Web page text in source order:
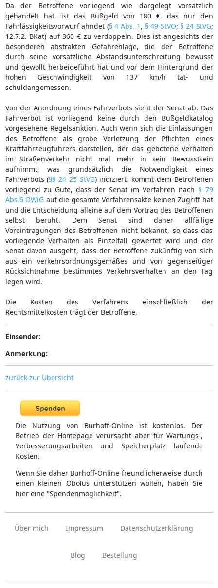
Da der Betroffene vorliegend wie dargelegt vorsätzlich
gehandelt hat, ist das Bußgeld von 180 €, das nur den
Fahrlässigkeitsvorwurf ahndet (§ 4 Abs. 1 , § 49 StVO; § 24 StVG;
12.7.2. BKat) auf 360 € zu verdoppeln. Dies ist angesichts der
besonderen abstrakten Gefahrenlage, die der Betroffene
durch seine vorsätzliche Abstandsunterschreitung bewusst
und gewollt herbeigeführt hat und vor dem Hintergrund der
hohen Geschwindigkeit von 137 km/h tat- und
schuldangemessen.
Von der Anordnung eines Fahrverbots sieht der Senat ab. Das
Fahrverbot ist vorliegend keine durch den Bußgeldkatalog
vorgesehene Regelsanktion. Auch wenn sich die Einlassungen
des Betroffene als grobe Verletzung der Pflichten eines
Kraftfahrzeugführers darstellen, der das gebotene Verhalten
im Straßenverkehr nicht mal mehr in sein Bewusstsein
aufnimmt, was grundsätzlich die Notwendigkeit eines
Fahrverbots (§§ 24 25 StVG) indiziert, kommt dem Betroffenen
vorliegend zu Gute, dass der Senat im Verfahren nach § 79
Abs.6 OWiG auf die gesamte Verfahrensakte keinen Zugriff hat
und die Entscheidung alleine auf dem Vortrag des Betroffenen
selbst beruht. Dem Senat sind daher allfällige
Voreintragungen des Betroffenen nicht bekannt, so dass das
vorliegende Verhalten als Einzelfall gewertet wird und der
Senat davon ausgeht, dass der Betroffene zukünftig von sich
aus ein verkehrsordnungsgemäßes und von gegenseitiger
Rücksichtnahme bestimmtes Verkehrsverhalten an den Tag
legen wird.
Die Kosten des Verfahrens einschließlich der
Rechtsmittelkosten trägt der Betroffene.
Einsender:
Anmerkung:
zurück zur Übersicht
Die Nutzung von Burhoff-Online ist kostenlos. Der
Betrieb der Homepage verursacht aber für Wartungs-,
Verbesserungsarbeiten und Speicherplatz laufende
Kosten.
Wenn Sie daher Burhoff-Online freundlicherweise durch
einen kleinen Obolus unterstützen wollen, haben Sie
hier eine "Spendenmöglichkeit".
Über mich Impressum Datenschutzerklärung
Blog Bestellung